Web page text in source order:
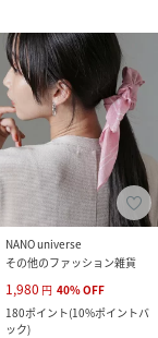
NANO universe
その他のファッション雑貨
1,980 円 40%OFF
180ポイント(10%ポイントバ
ック)